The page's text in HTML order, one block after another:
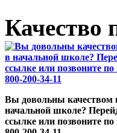
Качество
Вы довольны качеством
начальной школе?
ссылке или позвоните по